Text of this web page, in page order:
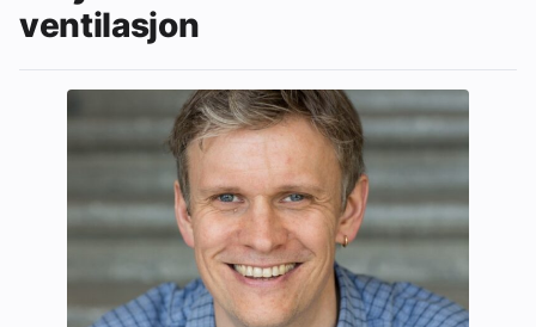
ventilasjon